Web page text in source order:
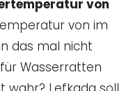
von
von im
das mal nicht
Wasserratten